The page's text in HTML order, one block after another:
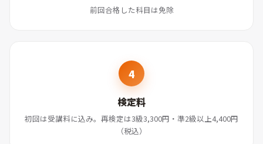
前回合格した科目は免除
検定料
初回は受講料に込み。再検定は3級3,300円・準2級以上4,400円
（税込）